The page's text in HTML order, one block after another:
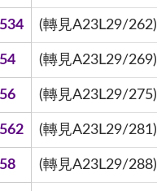
(轉見A23L29/262)
(轉見A23L29/269)
(轉見A23L29/275)
(轉見A23L29/281)
(轉見A23L29/288)